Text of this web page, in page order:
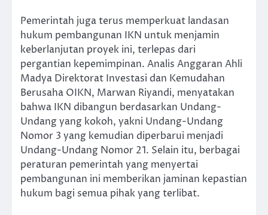
Pemerintah juga terus memperkuat landasan
hukum pembangunan IKN untuk menjamin
keberlanjutan proyek ini, terlepas dari
pergantian kepemimpinan. Analis Anggaran Ahli
Madya Direktorat Investasi dan Kemudahan
Berusaha OIKN, Marwan Riyandi, menyatakan
bahwa IKN dibangun berdasarkan Undang-
Undang yang kokoh, yakni Undang-Undang
Nomor 3 yang kemudian diperbarui menjadi
Undang-Undang Nomor 21. Selain itu, berbagai
peraturan pemerintah yang menyertai
pembangunan ini memberikan jaminan kepastian
hukum bagi semua pihak yang terlibat.